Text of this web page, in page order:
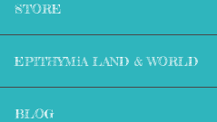
STORE
EPITHYMiA LAND & WORLD
BLOG